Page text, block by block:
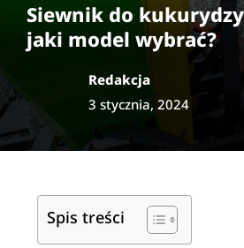
Siewnik do
jaki model wybrać?
Redakcja
3 stycznia, 2024
Spis treści